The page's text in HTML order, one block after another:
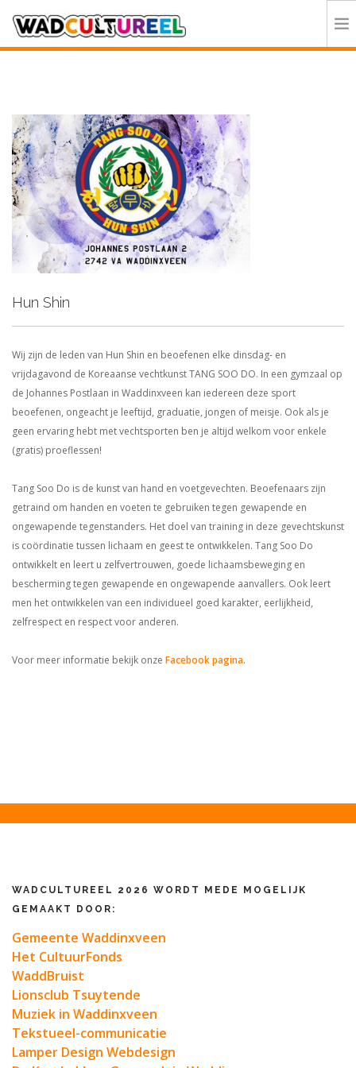
DEELNEMERS
DOE MEE
CONTACT
ORGANISATIE
Hun Shin
Wij zijn de leden van Hun Shin en beoefenen elke dinsdag- en
vrijdagavond de Koreaanse vechtkunst TANG SOO DO. In een gymzaal op
de Johannes Postlaan in Waddinxveen kan iedereen deze sport
beoefenen, ongeacht je leeftijd, graduatie, jongen of meisje. Ook als je
geen ervaring hebt met vechtsporten ben je altijd welkom voor enkele
(gratis) proeflessen!
Tang Soo Do is de kunst van hand en voetgevechten. Beoefenaars zijn
getraind om handen en voeten te gebruiken tegen gewapende en
ongewapende tegenstanders. Het doel van training in deze gevechtskunst
is coördinatie tussen lichaam en geest te ontwikkelen. Tang Soo Do
ontwikkelt en leert u zelfvertrouwen, goede lichaamsbeweging en
bescherming tegen gewapende en ongewapende aanvallers. Ook leert
men het ontwikkelen van een individueel goed karakter, eerlijkheid,
zelfrespect en respect voor anderen.
Voor meer informatie bekijk onze Facebook pagina.
WADCULTUREEL 2026 WORDT MEDE MOGELIJK
GEMAAKT DOOR:
Gemeente Waddinxveen
Het CultuurFonds
WaddBruist
Lionsclub Tsuytende
Muziek in Waddinxveen
Tekstueel-communicatie
Lamper Design Webdesign